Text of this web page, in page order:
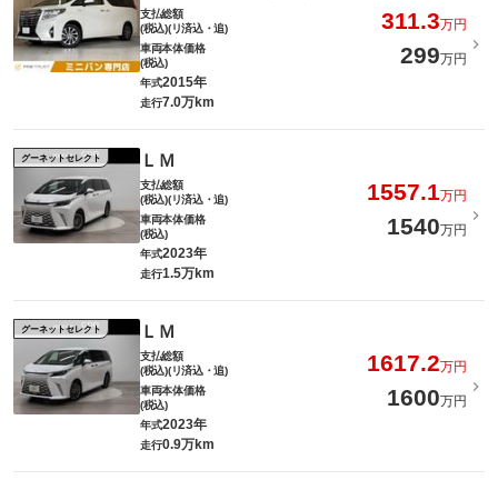
支払総額
(税込)(リ済込・追)
311.3万円
車両本体価格
(税込)
299万円
年式2015年
走行7.0万km
グーネットセレクト ＬＭ
支払総額
(税込)(リ済込・追)
1557.1万円
車両本体価格
(税込)
1540万円
年式2023年
走行1.5万km
グーネットセレクト ＬＭ
支払総額
(税込)(リ済込・追)
1617.2万円
車両本体価格
(税込)
1600万円
年式2023年
走行0.9万km